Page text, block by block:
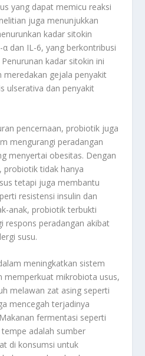
yang dapat memicu reaksi
juga menunjukkan
kadar sitokin
dan IL-6, yang berkontribusi
kadar sitokin ini
gejala penyakit
ulserativa dan penyakit
pencernaan, probiotik juga
mengurangi peradangan
menyertai obesitas. Dengan
probiotik tidak hanya
tetapi juga membantu
resistensi insulin dan
anak, probiotik terbukti
respons peradangan akibat
susu.
meningkatkan sistem
memperkuat mikrobiota usus,
melawan zat asing seperti
mencegah terjadinya
Makanan fermentasi seperti
adalah sumber
di konsumsi untuk